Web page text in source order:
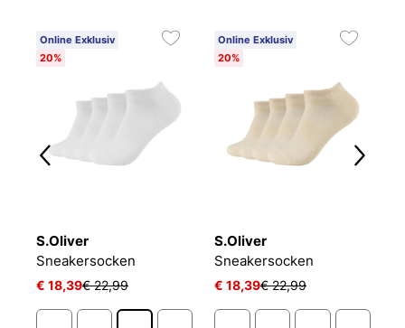
Online Exklusiv
20%
S.Oliver
Sneakersocken
€ 18,39€ 22,99
Online Exklusiv
20%
S.Oliver
Sneakersocken
€ 18,39€ 22,99